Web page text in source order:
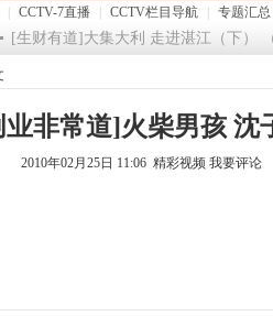
CCTV-7直播 CCTV栏目导航 专题汇总
[生财有道]大集大利 走进湛江（下） （
业非常道]火柴男孩 沈
2010年02月25日 11:06 精彩视频 我要评论